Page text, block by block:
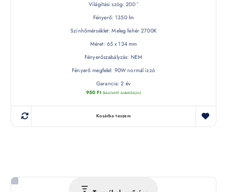
Világítási szög: 200 °
Fényerő: 1350 lm
Színhőmérséklet: Meleg fehér 2700K
Méret: 65 x 134 mm
Fényerőszabályzás: NEM
Fényerő megfelel: 90W normál izzó
Garancia: 2 év
950Ft (készletről érdeklődjön)
Kosárba teszem